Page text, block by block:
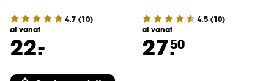
4.7 (10)
al vanaf
22.
-
4.5 (10)
al vanaf
27.50